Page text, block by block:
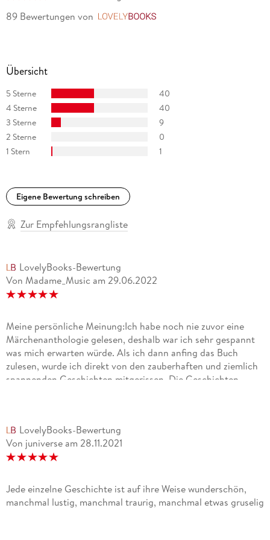
89 Bewertungen von
Übersicht
5 Sterne
40
4 Sterne
40
3 Sterne
9
2 Sterne
0
1 Stern
1
Eigene Bewertung schreiben
Zur Empfehlungsrangliste
LovelyBooks-Bewertung
Von Madame_Music am 29.06.2022
Meine persönliche Meinung:Ich habe noch nie zuvor eine
Märchenanthologie gelesen, deshalb war ich sehr gespannt
was mich erwarten würde. Als ich dann anfing das Buch
zulesen, wurde ich direkt von den zauberhaften und ziemlich
spannenden Geschichten mitgerissen. Die Geschichten
besondere Mischung gesorgt. Ich war nie gelangweilt, denn
jede Geschichte war wieder neu und völlig anders zu der, die
ich davor gelesen habe. Besonders toll, fand ich, dass vor
diesen kleinen Berichten, waren nämlich auch Bücher von
den Autoren aufgezählt. Wenn mir der Schreibstil der
Geschichte sehr gut gefallen hat, konnte ich immer im Text
LovelyBooks-Bewertung
Von juniverse am 28.11.2021
Jede einzelne Geschichte ist auf ihre Weise wunderschön,
manchmal lustig, manchmal traurig, manchmal etwas gruselig